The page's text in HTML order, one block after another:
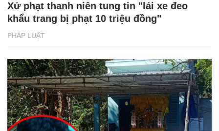
PHÁP LUẬT
Xử phạt thanh niên tung tin "lái xe đeo
khẩu trang bị phạt 10 triệu đồng"